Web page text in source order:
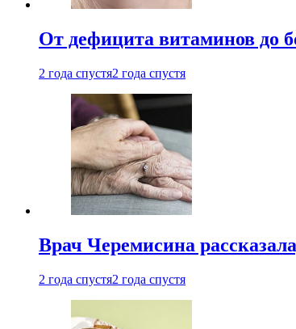
От дефицита витаминов до
2 года спустя2 года спустя
Врач Черемисина
2 года спустя2 года спустя